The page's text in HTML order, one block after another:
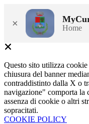
× Home
Questo sito utilizza
chiusura del banner
contraddistinto dalla X o
navigazione" comporta la
assenza di cookie o altri
sopracitati.
COOKIE POLICY